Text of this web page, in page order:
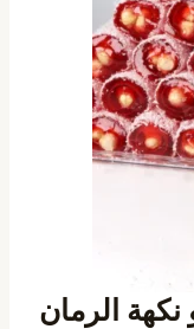
نكهة الرمان